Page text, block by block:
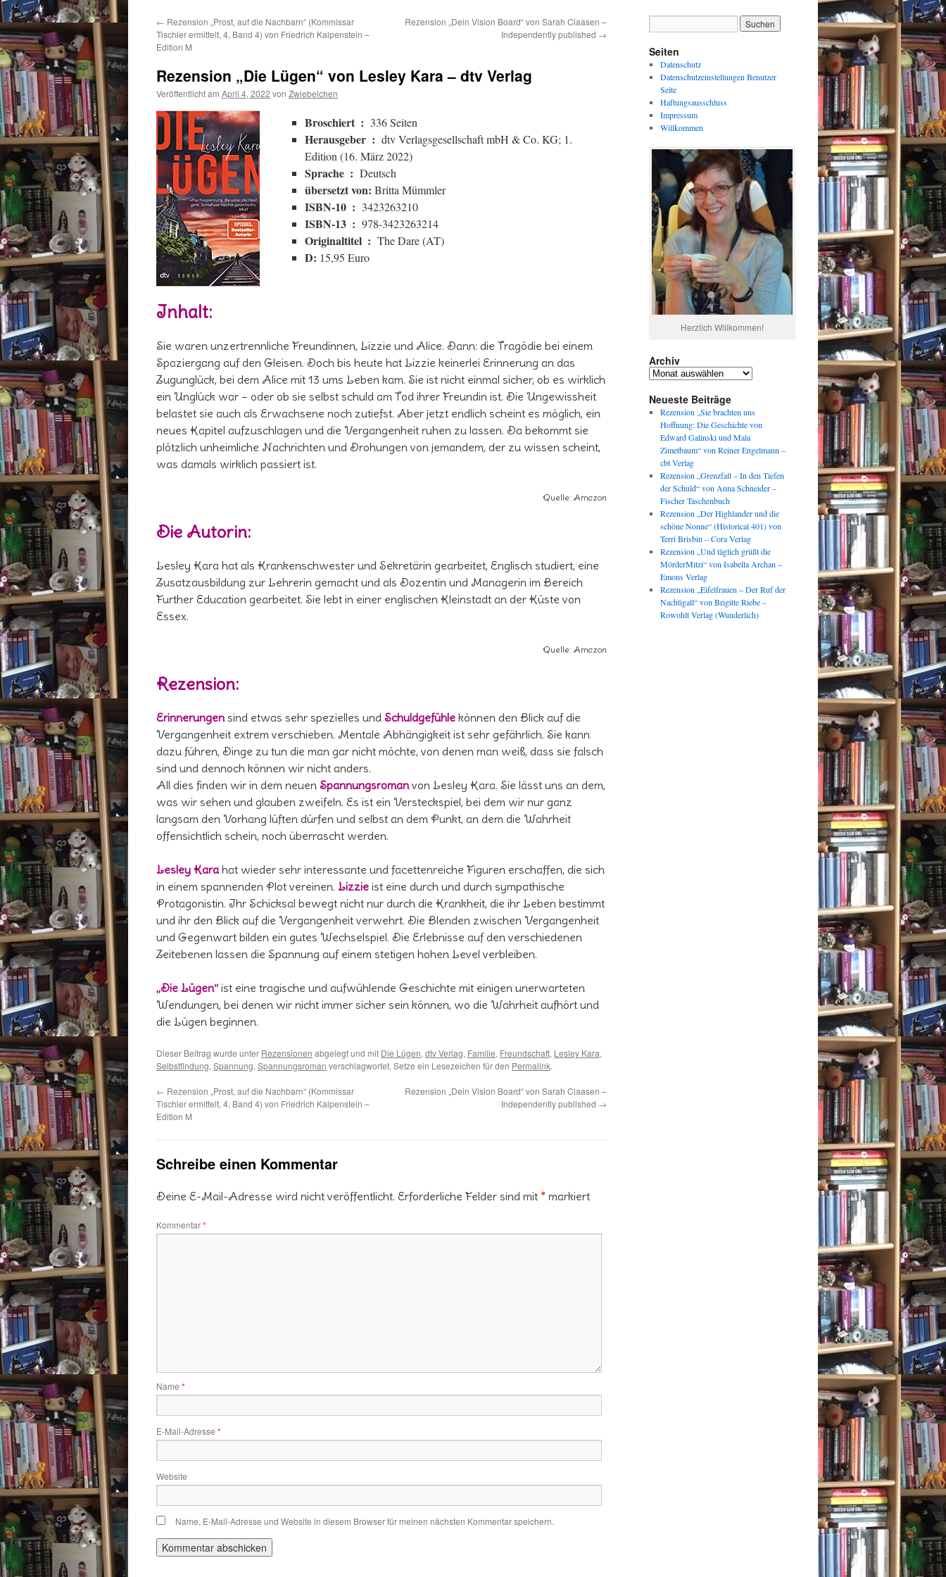
← Rezension „Prost, auf die Nachbarn“ (Kommissar
Tischler ermittelt, 4, Band 4) von Friedrich Kalpenstein –
Edition M
Rezension „Dein Vision Board“ von Sarah Claasen –
Independently published →
Rezension „Die Lügen“ von Lesley Kara – dtv Verlag
Veröffentlicht am April 4, 2022 von Zwiebelchen
Broschiert ‏ : ‎ 336 Seiten
Herausgeber ‏ : ‎ dtv Verlagsgesellschaft mbH & Co. KG; 1.
Edition (16. März 2022)
Sprache ‏ : ‎ Deutsch
übersetzt von: Britta Mümmler
ISBN-10 ‏ : ‎ 3423263210
ISBN-13 ‏ : ‎ 978-3423263214
Originaltitel ‏ : ‎ The Dare (AT)
D: 15,95 Euro
Inhalt:
Sie waren unzertrennliche Freundinnen, Lizzie und Alice. Dann: die Tragödie bei einem
Spaziergang auf den Gleisen. Doch bis heute hat Lizzie keinerlei Erinnerung an das
Zugunglück, bei dem Alice mit 13 ums Leben kam. Sie ist nicht einmal sicher, ob es wirklich
ein Unglück war – oder ob sie selbst schuld am Tod ihrer Freundin ist. Die Ungewissheit
belastet sie auch als Erwachsene noch zutiefst. Aber jetzt endlich scheint es möglich, ein
neues Kapitel aufzuschlagen und die Vergangenheit ruhen zu lassen. Da bekommt sie
plötzlich unheimliche Nachrichten und Drohungen von jemandem, der zu wissen scheint,
was damals wirklich passiert ist.
Quelle: Amazon
Die Autorin:
Lesley Kara hat als Krankenschwester und Sekretärin gearbeitet, Englisch studiert, eine
Zusatzausbildung zur Lehrerin gemacht und als Dozentin und Managerin im Bereich
Further Education gearbeitet. Sie lebt in einer englischen Kleinstadt an der Küste von
Essex.
Quelle: Amazon
Rezension:
Erinnerungensind etwas sehr spezielles und Schuldgefühle können den Blick auf die
Vergangenheit extrem verschieben. Mentale Abhängigkeit ist sehr gefährlich. Sie kann
dazu führen, Dinge zu tun die man gar nicht möchte, von denen man weiß, dass sie falsch
sind und dennoch können wir nicht anders.
All dies finden wir in dem neuen Spannungsromanvon Lesley Kara. Sie lässt uns an dem,
was wir sehen und glauben zweifeln. Es ist ein Versteckspiel, bei dem wir nur ganz
langsam den Vorhang lüften dürfen und selbst an dem Punkt, an dem die Wahrheit
offensichtlich schein, noch überrascht werden.
Lesley Kara hat wieder sehr interessante und facettenreiche Figuren erschaffen, die sich
in einem spannenden Plot vereinen. Lizzie ist eine durch und durch sympathische
Protagonistin. Ihr Schicksal bewegt nicht nur durch die Krankheit, die ihr Leben bestimmt
und ihr den Blick auf die Vergangenheit verwehrt. Die Blenden zwischen Vergangenheit
und Gegenwart bilden ein gutes Wechselspiel. Die Erlebnisse auf den verschiedenen
Zeitebenen lassen die Spannung auf einem stetigen hohen Level verbleiben.
„Die Lügen“ ist eine tragische und aufwühlende Geschichte mit einigen unerwarteten
Wendungen, bei denen wir nicht immer sicher sein können, wo die Wahrheit aufhört und
die Lügen beginnen.
Dieser Beitrag wurde unter Rezensionen abgelegt und mit Die Lügen, dtv Verlag, Familie, Freundschaft, Lesley Kara,
Selbstfindung, Spannung, Spannungsroman verschlagwortet. Setze ein Lesezeichen für den Permalink.
← Rezension „Prost, auf die Nachbarn“ (Kommissar
Tischler ermittelt, 4, Band 4) von Friedrich Kalpenstein –
Edition M
Rezension „Dein Vision Board“ von Sarah Claasen –
Independently published →
Schreibe einen Kommentar
Deine E-Mail-Adresse wird nicht veröffentlicht. Erforderliche Felder sind mit * markiert
Kommentar*
Name *
E-Mail-Adresse *
Website
Name, E-Mail-Adresse und Website in diesem Browser für meinen nächsten Kommentar speichern.
Seiten
Datenschutz
Datenschutzeinstellungen Benutzer
Seite
Haftungsausschluss
Impressum
Willkommen
Herzlich Willkommen!
Archiv
Archiv
Neueste Beiträge
Rezension „Sie brachten uns
Hoffnung: Die Geschichte von
Edward Galinski und Mala
Zimetbaum“ von Reiner Engelmann –
cbt Verlag
Rezension „Grenzfall – In den Tiefen
der Schuld“ von Anna Schneider –
Fischer Taschenbuch
Rezension „Der Highlander und die
schöne Nonne“ (Historical 401) von
Terri Brisbin – Cora Verlag
Rezension „Und täglich grüßt die
MörderMitzi“ von Isabella Archan –
Emons Verlag
Rezension „Eifelfrauen – Der Ruf der
Nachtigall“ von Brigitte Riebe –
Rowohlt Verlag (Wunderlich)